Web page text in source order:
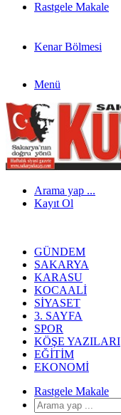
Rastgele Makale
Kenar Bölmesi
Menü
Arama yap ...
Kayıt Ol
GÜNDEM
SAKARYA
KARASU
KOCAALI
SIYASET
3. SAYFA
SPOR
KÖŞE YAZILARI
EĞITIM
EKONOMI
Rastgele Makale